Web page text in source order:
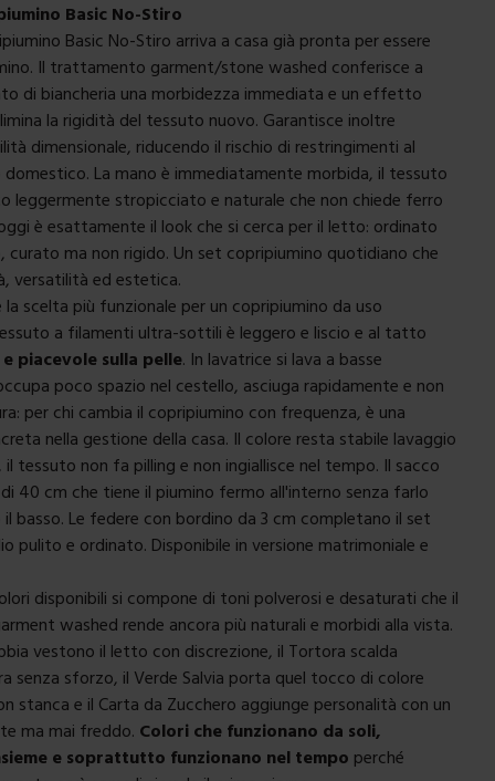
Basic No-Stiro
Basic No-Stiro arriva a casa già pronta per essere
Il trattamento garment/stone washed conferisce a
di biancheria una morbidezza immediata e un effetto
la rigidità del tessuto nuovo. Garantisce inoltre
dimensionale, riducendo il rischio di restringimenti al
domestico. La mano è immediatamente morbida, il tessuto
leggermente stropicciato e naturale che non chiede ferro
è esattamente il look che si cerca per il letto: ordinato
curato ma non rigido. Un set copripiumino quotidiano che
versatilità ed estetica.
la scelta più funzionale per un copripiumino da uso
a filamenti ultra-sottili è leggero e liscio e al tatto
piacevole sulla pelle. In lavatrice si lava a basse
poco spazio nel cestello, asciuga rapidamente e non
per chi cambia il copripiumino con frequenza, è una
nella gestione della casa. Il colore resta stabile lavaggio
tessuto non fa pilling e non ingiallisce nel tempo. Il sacco
40 cm che tiene il piumino fermo all'interno senza farlo
il basso. Le federe con bordino da 3 cm completano il set
pulito e ordinato. Disponibile in versione matrimoniale e
disponibili si compone di toni polverosi e desaturati che il
washed rende ancora più naturali e morbidi alla vista.
vestono il letto con discrezione, il Tortora scalda
senza sforzo, il Verde Salvia porta quel tocco di colore
stanca e il Carta da Zucchero aggiunge personalità con un
ma mai freddo. Colori che funzionano da soli,
e soprattutto funzionano nel tempo perché